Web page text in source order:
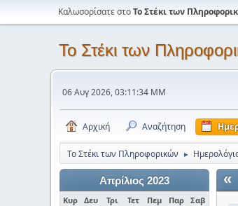
Καλωσορίσατε στοΤο Στέκι των
Το Στέκι των
06 Αυγ 2026, 03:11:34 ΜΜ
Αρχική Αναζήτηση
Το Στέκι των Πληροφορικών ►
Απρίλιος 2023
Κυρ Δευ Τρι Τετ Πεμ Παρ Σαβ
«